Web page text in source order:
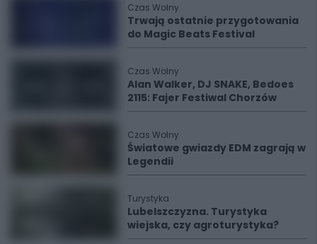
Czas Wolny
Trwają ostatnie przygotowania
do Magic Beats Festival
Czas Wolny
Alan Walker, DJ SNAKE, Bedoes
2115: Fajer Festiwal Chorzów
Czas Wolny
Światowe gwiazdy EDM zagrają w
Legendii
Turystyka
Lubelszczyzna. Turystyka
wiejska, czy agroturystyka?